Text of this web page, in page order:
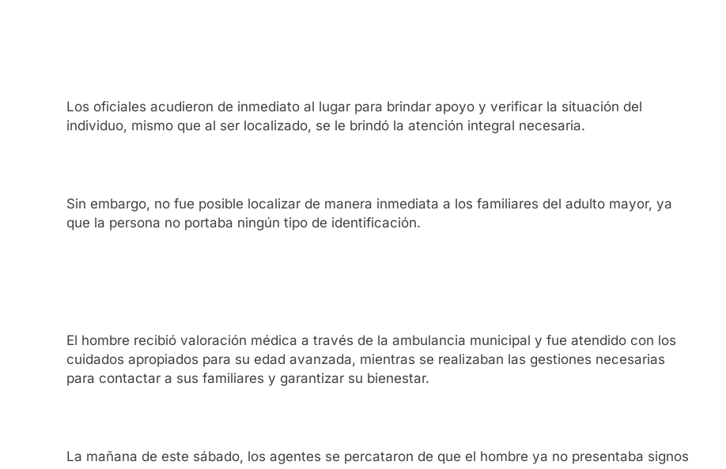
Los oficiales acudieron de inmediato al lugar para brindar apoyo y verificar la situación del
individuo, mismo que al ser localizado, se le brindó la atención integral necesaria.
Sin embargo, no fue posible localizar de manera inmediata a los familiares del adulto mayor, ya
que la persona no portaba ningún tipo de identificación.
El hombre recibió valoración médica a través de la ambulancia municipal y fue atendido con los
cuidados apropiados para su edad avanzada, mientras se realizaban las gestiones necesarias
para contactar a sus familiares y garantizar su bienestar.
La mañana de este sábado, los agentes se percataron de que el hombre ya no presentaba signos